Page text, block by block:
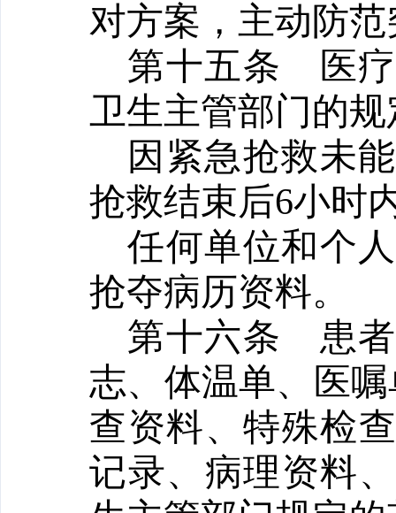
对方案，主动防
第十五条
医
卫生主管部门的
因紧急抢救未
抢救结束后6小时
任何单位和个
抢夺病历资料。
第十六条 患
志、体温单、医
查资料、特殊检
记录、病理资料